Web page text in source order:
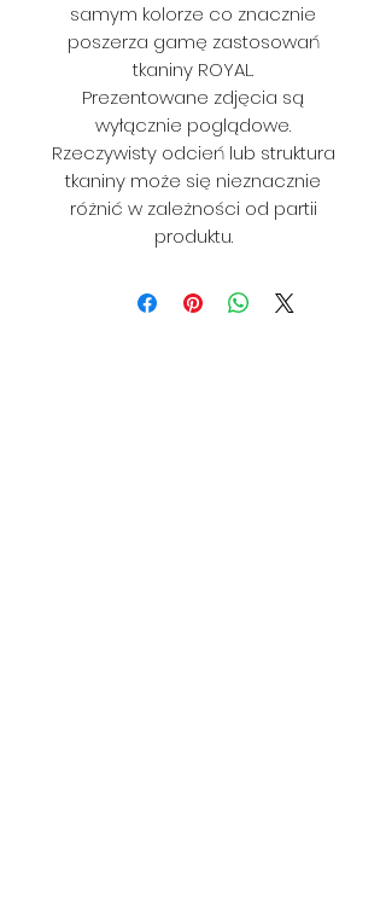
samym kolorze co znacznie
poszerza gamę zastosowań
tkaniny ROYAL.
Prezentowane zdjęcia są
wyłącznie poglądowe.
Rzeczywisty odcień lub struktura
tkaniny może się nieznacznie
różnić w zależności od partii
produktu.